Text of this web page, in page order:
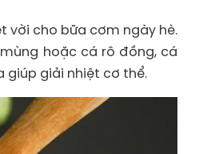
vời cho bữa cơm ngày hè.
hoặc cá rô đồng, cá
giúp giải nhiệt cơ thể.